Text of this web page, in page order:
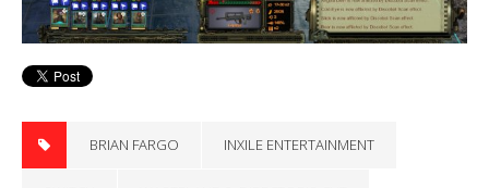
BRIAN FARGO INXILE ENTERTAINMENT